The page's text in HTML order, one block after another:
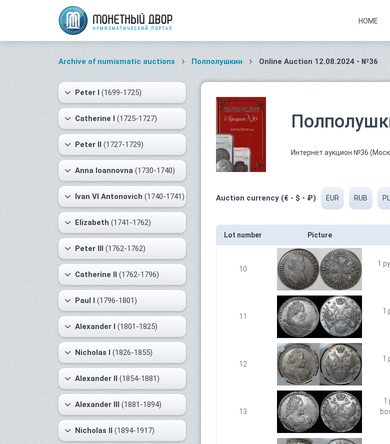
HOME
Archive of numismatic auctions Полполушкин Online Auction 12.08.2024 - №36
Peter I (1699-1725)
Catherine I (1725-1727)
Peter II (1727-1729)
Anna Ioannovna (1730-1740)
Ivan VI Antonovich (1740-1741)
Elizabeth (1741-1762)
Peter III (1762-1762)
Catherine II (1762-1796)
Paul I (1796-1801)
Alexander I (1801-1825)
Nicholas I (1826-1855)
Alexander II (1854-1881)
Alexander III (1881-1894)
Nicholas II (1894-1917)
Интернет аукцион №36
Auction currency (€ - $ - ₽) EUR RUB
Lot number Picture
10
1
11
1
12
1
13
1